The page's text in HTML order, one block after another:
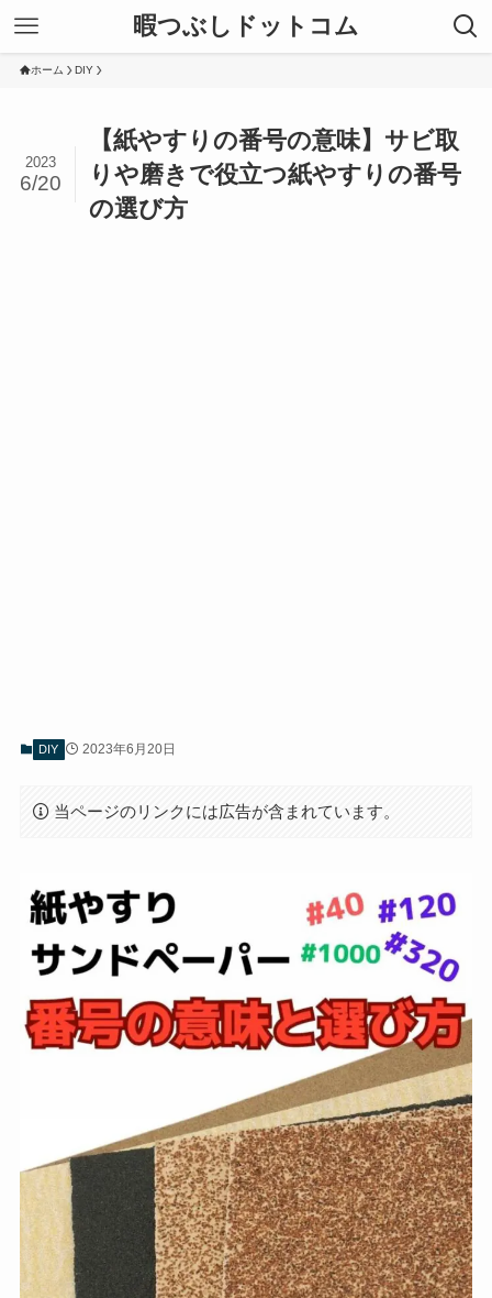
暇つぶしドットコム
ホーム DIY
【紙やすりの番号の意味】サビ取
りや磨きで役立つ紙やすりの番号
の選び方
2023
6/20
DIY 2023年6月20日
当ページのリンクには広告が含まれています。